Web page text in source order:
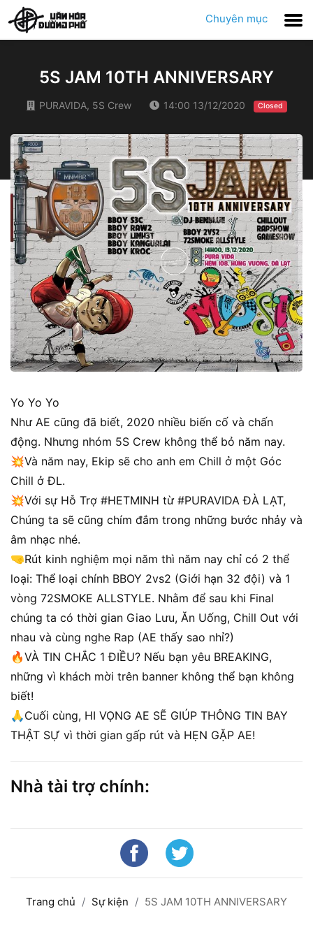
Chuyên mục
5S JAM 10TH ANNIVERSARY
PURAVIDA, 5S Crew 14:00 13/12/2020 Closed
Yo Yo Yo
Như AE cũng đã biết, 2020 nhiều biến cố và chấn
động. Nhưng nhóm 5S Crew không thể bỏ năm nay.
💥Và năm nay, Ekip sẽ cho anh em Chill ở một Góc
Chill ở ĐL.
💥Với sự Hỗ Trợ #HETMINH từ #PURAVIDA ĐÀ LẠT,
Chúng ta sẽ cũng chím đắm trong những bước nhảy và
âm nhạc nhé.
🤜Rút kinh nghiệm mọi năm thì năm nay chỉ có 2 thể
loại: Thể loại chính BBOY 2vs2 (Giới hạn 32 đội) và 1
vòng 72SMOKE ALLSTYLE. Nhằm để sau khi Final
chúng ta có thời gian Giao Lưu, Ăn Uống, Chill Out với
nhau và cùng nghe Rap (AE thấy sao nhỉ?)
🔥VÀ TIN CHẮC 1 ĐIỀU? Nếu bạn yêu BREAKING,
những vì khách mời trên banner không thể bạn không
biết!
🙏Cuối cùng, HI VỌNG AE SẼ GIÚP THÔNG TIN BAY
THẬT SỰ vì thời gian gấp rút và HẸN GẶP AE!
Nhà tài trợ chính:
Trang chủ Sự kiện 5S JAM 10TH ANNIVERSARY